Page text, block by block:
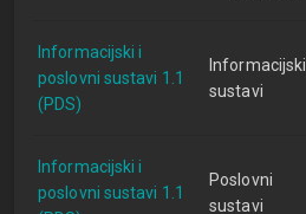
Informacijski i
poslovni sustavi 1.1
(PDS)
Informacijski
sustavi
Informacijski i
poslovni sustavi 1.1
Poslovni
sustavi